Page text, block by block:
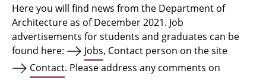
Semester Programme
Internationales
Here you will find news from the Department of
Architecture as of December 2021. Job
advertisements for students and graduates can be
found here:
Jobs, Contact person on the site
Contact. Please address any comments on